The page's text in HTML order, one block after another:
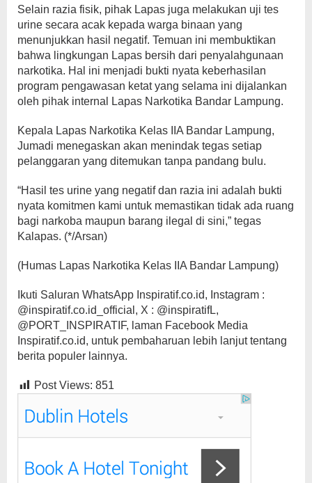
Selain razia fisik, pihak Lapas juga melakukan uji tes
urine secara acak kepada warga binaan yang
menunjukkan hasil negatif. Temuan ini membuktikan
bahwa lingkungan Lapas bersih dari penyalahgunaan
narkotika. Hal ini menjadi bukti nyata keberhasilan
program pengawasan ketat yang selama ini dijalankan
oleh pihak internal Lapas Narkotika Bandar Lampung.
Kepala Lapas Narkotika Kelas IIA Bandar Lampung,
Jumadi menegaskan akan menindak tegas setiap
pelanggaran yang ditemukan tanpa pandang bulu.
“Hasil tes urine yang negatif dan razia ini adalah bukti
nyata komitmen kami untuk memastikan tidak ada ruang
bagi narkoba maupun barang ilegal di sini,” tegas
Kalapas. (*/Arsan)
(Humas Lapas Narkotika Kelas IIA Bandar Lampung)
Ikuti Saluran WhatsApp Inspiratif.co.id, Instagram :
@inspiratif.co.id_official, X : @inspiratifL,
@PORT_INSPIRATIF, laman Facebook Media
Inspiratif.co.id, untuk pembaharuan lebih lanjut tentang
berita populer lainnya.
Post Views: 851